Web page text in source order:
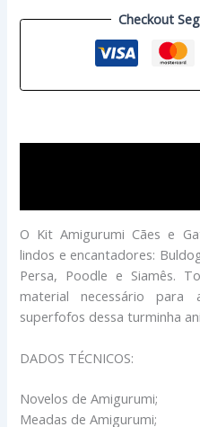
Checkout
O Kit Amigurumi Cães e
lindos e encantadores:
Persa, Poodle e Siamês.
material necessário para
superfofos dessa turminha
DADOS TÉCNICOS:
Novelos de Amigurumi;
Meadas de Amigurumi;